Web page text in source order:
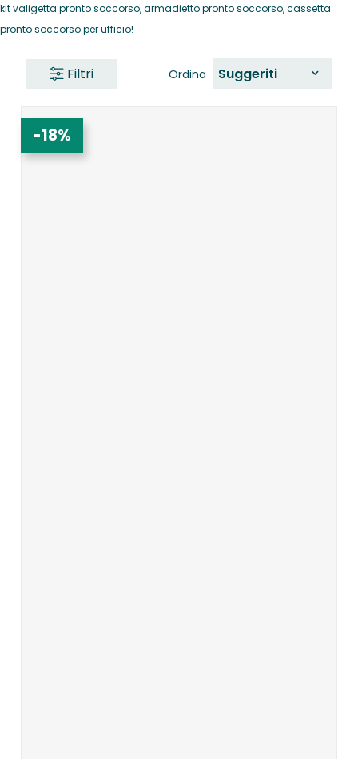
kit valigetta pronto soccorso, armadietto pronto soccorso, cassetta
pronto soccorso per ufficio!
Ordina Suggeriti
Filtri
-18%